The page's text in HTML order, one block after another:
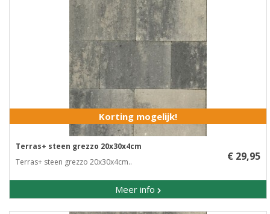
Korting mogelijk!
Terras+ steen grezzo 20x30x4cm
Terras+ steen grezzo 20x30x4cm..
Meer info
€ 29,95